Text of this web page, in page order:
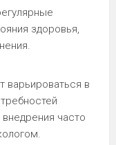
здоровья,
варьироваться в
внедрения часто